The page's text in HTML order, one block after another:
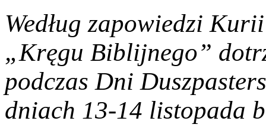
Według zapowiedzi
„Kręgu Biblijnego”
podczas Dni
dniach 13-14 listopada